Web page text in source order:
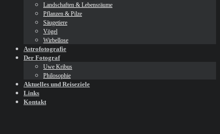
Landschaften & Lebensräume
Pflanzen & Pilze
Säugetiere
Vögel
Wirbellose
Astrofotografie
Der Fotograf
Uwe Kribus
Philosophie
Aktuelles und Reiseziele
Links
Kontakt